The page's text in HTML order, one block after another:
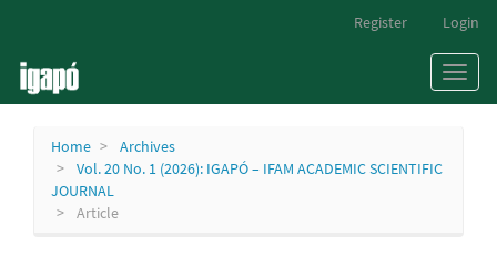
Content
Sidebar
Register Login
Toggle
Home
Archives
Vol. 20 No. 1 (2026): IGAPÓ – IFAM ACADEMIC SCIENTIFIC
JOURNAL
Article